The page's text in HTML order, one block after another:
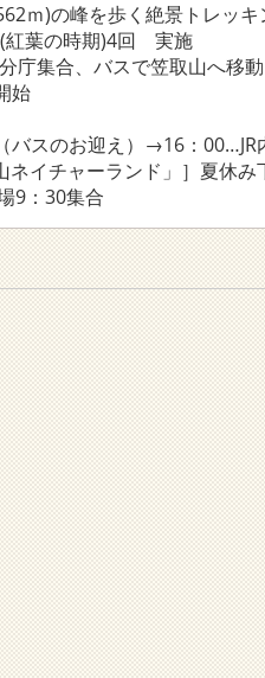
ｍ)の峰を歩く絶景トレッキ
の時期)4回 実施
、バスで笠取山へ移動
迎え）→16：00…JR内
ャーランド」］夏休み
30集合